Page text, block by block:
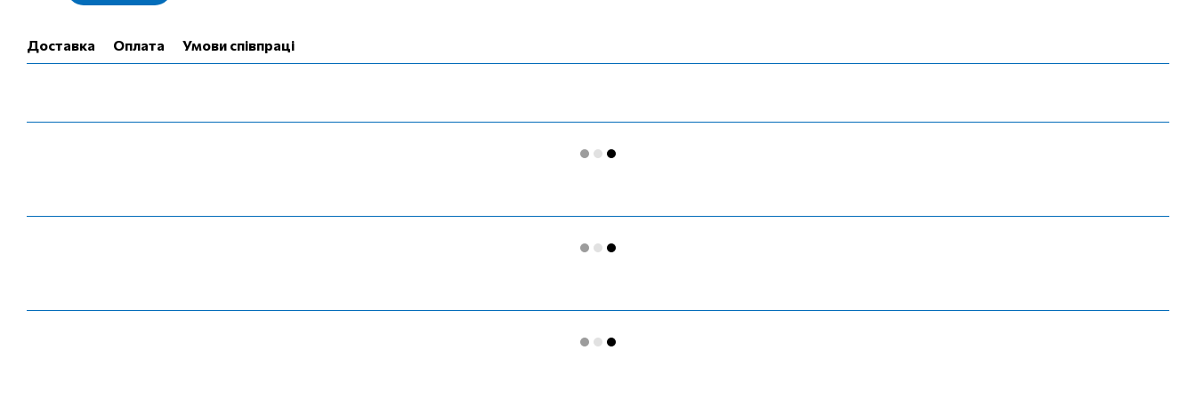
Доставка Оплата Умови співпраці